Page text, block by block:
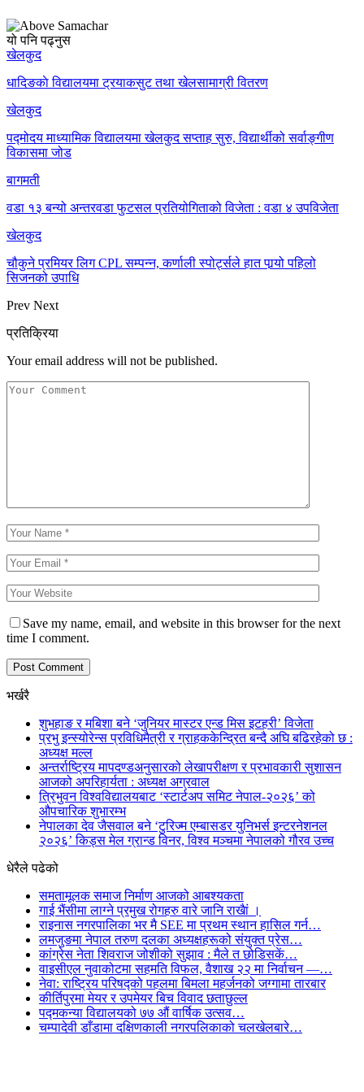
यो पनि पढ्नुस
खेलकुद
धादिङकाे विद्यालयमा ट्रयाकसुट तथा खेलसामाग्री वितरण
खेलकुद
पद्मोदय माध्यामिक विद्यालयमा खेलकुद सप्ताह सुरु, विद्यार्थीको सर्वाङ्गीण
विकासमा जोड
बागमती
वडा १३ बन्यो अन्तरवडा फुटसल प्रतियोगिताको विजेता : वडा ४ उपविजेता
खेलकुद
चौकुने प्रमियर लिग CPL सम्पन्न, कर्णाली स्पोर्ट्सले हात पार्‍यो पहिलो
सिजनको उपाधि
Prev Next
प्रतिक्रिया
Your email address will not be published.
Save my name, email, and website in this browser for the next
time I comment.
भर्खरै
शुभहाङ र मबिशा बने ‘जुनियर मास्टर एन्ड मिस इटहरी’ विजेता
प्रभु इन्स्योरेन्स प्रविधिमैत्री र ग्राहककेन्द्रित बन्दै अघि बढिरहेको छ :
अध्यक्ष मल्ल
अन्तर्राष्ट्रिय मापदण्डअनुसारको लेखापरीक्षण र प्रभावकारी सुशासन
आजको अपरिहार्यता : अध्यक्ष अग्रवाल
त्रिभुवन विश्वविद्यालयबाट ‘स्टार्टअप समिट नेपाल-२०२६’ को
औपचारिक शुभारम्भ
नेपालका देव जैसवाल बने ‘टुरिज्म एम्बासडर युनिभर्स इन्टरनेशनल
२०२६’ किड्स मेल ग्रान्ड विनर, विश्व मञ्चमा नेपालको गौरव उच्च
धेरैले पढेको
समतामूलक समाज निर्माण आजको आबश्यकता
गाई भैंसीमा लाग्ने प्रमुख रोगहरु वारे जानि राखैां ।
राइनास नगरपालिका भर मै SEE मा प्रथम स्थान हासिल गर्न…
लमजुङमा नेपाल तरुण दलका अध्यक्षहरूको संयुक्त प्रेस…
कांग्रेस नेता शिवराज जोशीको सुझाव : मैले त छोडिसकें…
वाइसीएल नुवाकोटमा सहमति विफल, वैशाख २२ मा निर्वाचन —…
नेवा: राष्ट्रिय परिषद्को पहलमा बिमला महर्जनको जग्गामा तारबार
कीर्तिपुरमा मेयर र उपमेयर बिच विवाद छताछुल्ल
पद्मकन्या विद्यालयको ७७ औं ‌‌वार्षिक ‌उत्सव…
चम्पादेवी डाँडामा दक्षिणकाली नगरपलिकाको चलखेलबारे…